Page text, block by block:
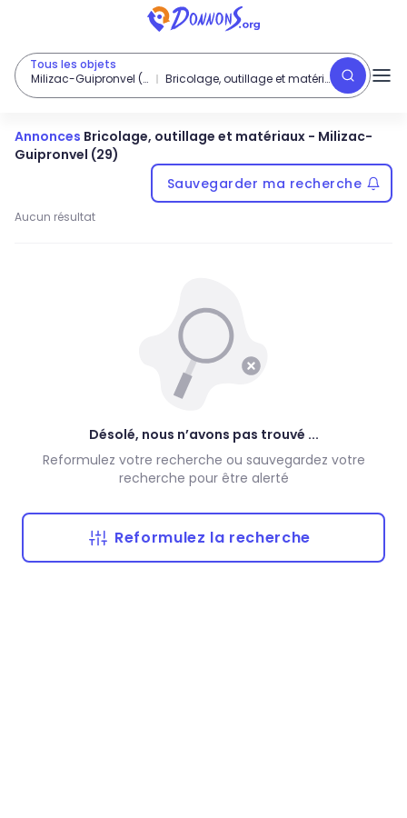
Tous les objets
Milizac-Guipronvel (29) Bricolage, outillage et matériaux
Annonces Bricolage, outillage et matériaux - Milizac-
Guipronvel (29)
Sauvegarder ma recherche
Aucun résultat
Désolé, nous n’avons pas trouvé ...
Reformulez votre recherche ou sauvegardez votre
recherche pour être alerté
Reformulez la recherche